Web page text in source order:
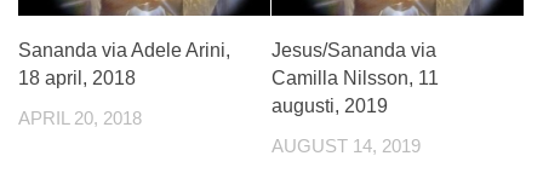
Sananda via Adele Arini,
18 april, 2018
APRIL 20, 2018
Jesus/Sananda via
Camilla Nilsson, 11
augusti, 2019
AUGUST 14, 2019